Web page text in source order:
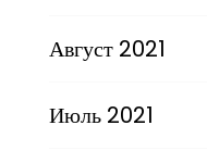
Август 2021
Июль 2021